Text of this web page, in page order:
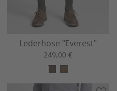
Lederhose "Everest"
249,00 €